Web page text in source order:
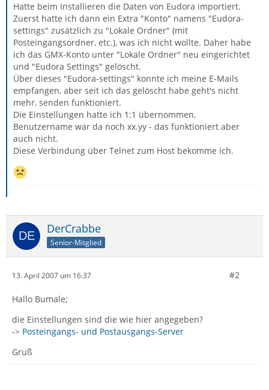
Hatte beim Installieren die Daten von Eudora importiert.
Zuerst hatte ich dann ein Extra "Konto" namens "Eudora-
settings" zusätzlich zu "Lokale Ordner" (mit
Posteingangsordner, etc.), was ich nicht wollte. Daher habe
ich das GMX-Konto unter "Lokale Ordner" neu eingerichtet
und "Eudora Settings" gelöscht.
Über dieses "Eudora-settings" konnte ich meine E-Mails
empfangen, aber seit ich das gelöscht habe geht's nicht
mehr, senden funktioniert.
Die Einstellungen hatte ich 1:1 übernommen,
Benutzername war da noch xx.yy - das funktioniert aber
auch nicht.
Diese Verbindung über Telnet zum Host bekomme ich.
DerCrabbe
Senior-Mitglied
13. April 2007 um 16:37 #2
Hallo Bumale;
die Einstellungen sind die wie hier angegeben?
-> Posteingangs- und Postausgangs-Server
Gruß